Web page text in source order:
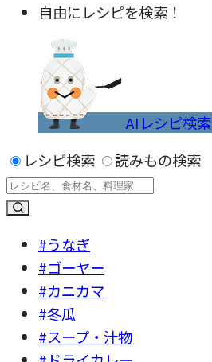
自由にレシピを検索！
AIレシピ検索
レシピ検索
読みもの検索
#うなぎ
#ゴーヤー
#カニカマ
#冬瓜
#スープ・汁物